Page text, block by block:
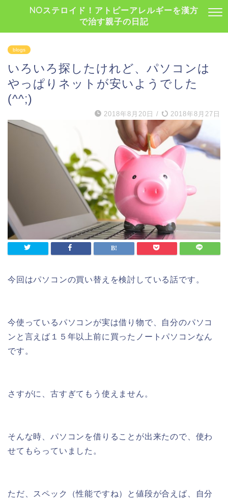
NOステロイド！アトピーアレルギーを漢方
で治す親子の日記
blogs
いろいろ探したけれど、パソコンは
やっぱりネットが安いようでした
(^^;)
2018年8月20日 / 2018年8月27日
今回はパソコンの買い替えを検討している話です。
今使っているパソコンが実は借り物で、自分のパソコ
ンと言えば１５年以上前に買ったノートパソコンなん
です。
さすがに、古すぎてもう使えません。
そんな時、パソコンを借りることが出来たので、使わ
せてもらっていました。
ただ、スペック（性能ですね）と値段が合えば、自分